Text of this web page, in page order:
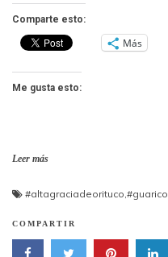
Comparte esto:
Más
Me gusta esto:
Leer más
#altagraciadeorituco,#guarico
COMPARTIR